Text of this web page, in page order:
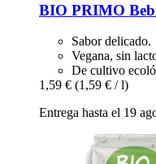
BIO PRIMO
Sabor delicado.
Vegana, sin
De cultivo
1,59 € (1,59 € / l)
Entrega hasta el 19